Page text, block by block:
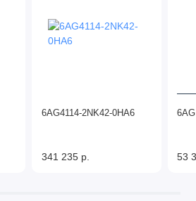
6AG4114-2NK42-0HA6
341 235 р. 53